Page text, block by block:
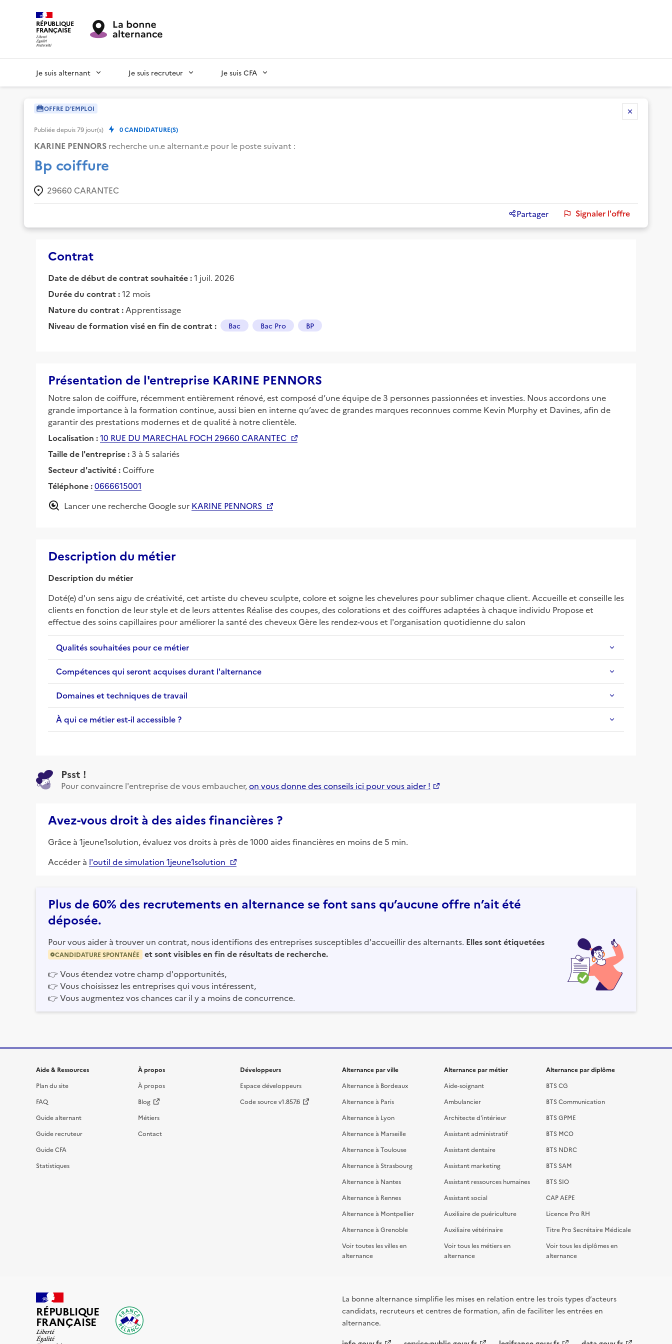
RÉPUBLIQUE
FRANÇAISE
Je suis alternant Je suis recruteur Je suis CFA
OFFRE D'EMPLOI
Publiée depuis79 jour(s) 0CANDIDATURE(S)
KARINE PENNORS recherche un.e alternant.e pour le poste suivant :
Bp coiffure
29660 CARANTEC
Partager Signaler l'offre
Contrat
Date de début de contrat souhaitée :1 juil. 2026
Durée du contrat :12 mois
Nature du contrat : Apprentissage
Niveau de formation visé en fin de contrat :
Bac Bac Pro BP
Présentation de l'entreprise KARINE PENNORS
Notre salon de coiffure, récemment entièrement rénové, est composé d’une équipe de 3 personnes passionnées et investies. Nous accordons une
grande importance à la formation continue, aussi bien en interne qu’avec de grandes marques reconnues comme Kevin Murphy et Davines, afin de
garantir des prestations modernes et de qualité à notre clientèle.
Localisation :10 RUE DU MARECHAL FOCH 29660 CARANTEC
Taille de l'entreprise : 3 à 5 salariés
Secteur d'activité : Coiffure
Téléphone :0666615001
Lancer une recherche Google sur KARINE PENNORS
Description du métier
Description du métier
Doté(e) d'un sens aigu de créativité, cet artiste du cheveu sculpte, colore et soigne les chevelures pour sublimer chaque client. Accueille et conseille les
clients en fonction de leur style et de leurs attentes Réalise des coupes, des colorations et des coiffures adaptées à chaque individu Propose et
effectue des soins capillaires pour améliorer la santé des cheveux Gère les rendez-vous et l'organisation quotidienne du salon
Qualités souhaitées pour ce métier
Compétences qui seront acquises durant l'alternance
Domaines et techniques de travail
À qui ce métier est-il accessible ?
Psst !
Pour convaincre l'entreprise de vous embaucher,on vous donne des conseils ici pour vous aider !
Avez-vous droit à des aides financières ?
Grâce à 1jeune1solution, évaluez vos droits à près de 1000 aides financières en moins de 5 min.
Accéder à l'outil de simulation 1jeune1solution
Plus de 60% des recrutements en alternance se font sans qu’aucune offre n’ait été
déposée.
Pour vous aider à trouver un contrat, nous identifions des entreprises susceptibles d'accueillir des alternants. Elles sont étiquetées
CANDIDATURE SPONTANÉE
et sont visibles en fin de résultats de recherche.
👉 Vous étendez votre champ d'opportunités,
👉 Vous choisissez les entreprises qui vous intéressent,
👉 Vous augmentez vos chances car il y a moins de concurrence.
Informations et liens du site
Aide & Ressources
Plan du site
FAQ
Guide alternant
Guide recruteur
Guide CFA
Statistiques
À propos
À propos
Blog
Métiers
Contact
Développeurs
Espace développeurs
Code source v1.857.6
Alternance par ville
Alternance à Bordeaux
Alternance à Paris
Alternance à Lyon
Alternance à Marseille
Alternance à Toulouse
Alternance à Strasbourg
Alternance à Nantes
Alternance à Rennes
Alternance à Montpellier
Alternance à Grenoble
Voir toutes les villes en
alternance
Alternance par métier
Aide-soignant
Ambulancier
Architecte d'intérieur
Assistant administratif
Assistant dentaire
Assistant marketing
Assistant ressources humaines
Assistant social
Auxiliaire de puériculture
Auxiliaire vétérinaire
Voir tous les métiers en
alternance
Alternance par diplôme
BTS CG
BTS Communication
BTS GPME
BTS MCO
BTS NDRC
BTS SAM
BTS SIO
CAP AEPE
Licence Pro RH
Titre Pro Secrétaire Médicale
Voir tous les diplômes en
alternance
RÉPUBLIQUE
FRANÇAISE
La bonne alternance simplifie les mises en relation entre les trois types d’acteurs
candidats, recruteurs et centres de formation, afin de faciliter les entrées en
alternance.